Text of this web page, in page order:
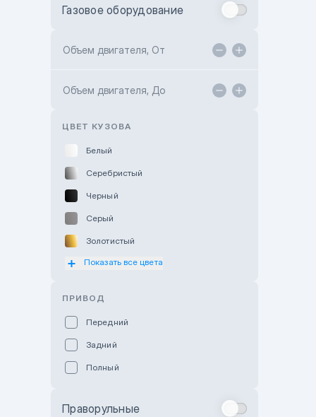
Toyota Kokshetau
Hyundai ShymCity
Газовое оборудование
Объем двигателя, От
Объем двигателя, До
ЦВЕТ КУЗОВА
Белый
Серебристый
Черный
Серый
Золотистый
Оранжевый
Показать все цвета
ПРИВОД
Передний
Задний
Полный
Праворульные